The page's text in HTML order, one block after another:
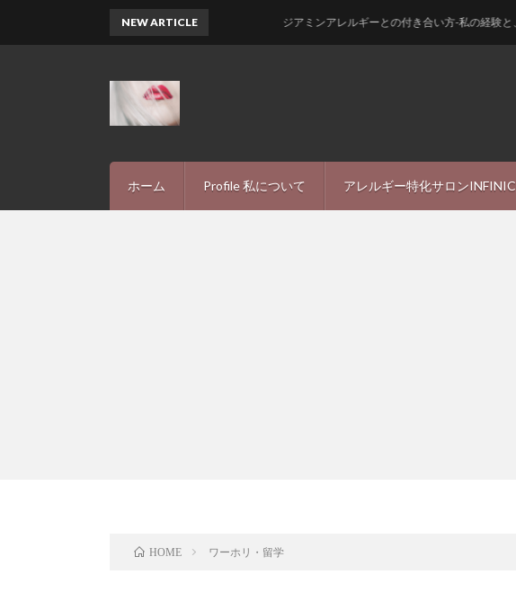
ホーム Profile 私について アレルギー特化サロンINFINIC
NEW ARTICLE ジアミンアレルギーとの付き合い方-私の経験と、現状報告
HOME ワーホリ・留学